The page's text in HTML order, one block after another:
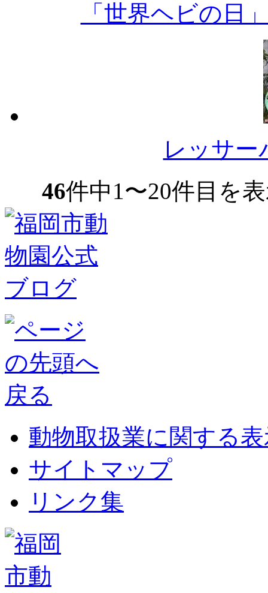
「世界ヘビの日
レッサー
46件中1〜20件目を
動物取扱業に関する
サイトマップ
リンク集